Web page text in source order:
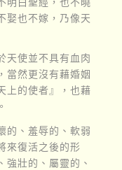
娶也不嫁，乃像天
天使並不具有血肉
當然更沒有藉婚姻
上的使者』，也藉
的、羞辱的、軟弱
來復活之後的形
強壯的、屬靈的、